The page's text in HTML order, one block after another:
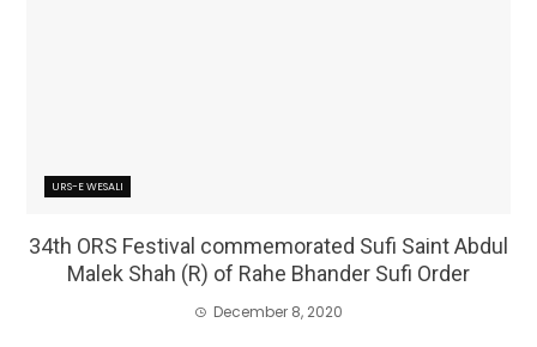
URS-E WESALI
34th ORS Festival commemorated Sufi Saint Abdul
Malek Shah (R) of Rahe Bhander Sufi Order
December 8, 2020